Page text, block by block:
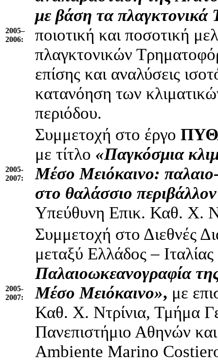
2005–
2006:
με βάση τα
ποιοτική και ποσοτική
πλαγκτονικών
επίσης και αναλύσεις
κατανόηση των
περιόδου.
2005-
2007:
Συμμετοχή στο έργο
με τίτλο «Παγκόσμια
Μέσο Μειόκαινο:
στο θαλάσσιο
Υπεύθυνη Επικ. Καθ. Χ.
2005-
2007:
Συμμετοχή στο Διεθνές
μεταξύ Ελλάδος –
Παλαιοωκεανογραφία
Μέσο Μειόκαινο», με
Καθ. Χ. Ντρίνια, Τμήμα
Πανεπιστήμιο Αθηνών
Ambiente Marino